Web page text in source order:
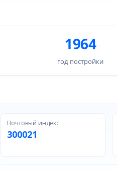
1964
год постройки
Почтовый индекс
300021